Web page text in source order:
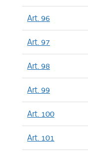
Art. 96
Art. 97
Art. 98
Art. 99
Art. 100
Art. 101